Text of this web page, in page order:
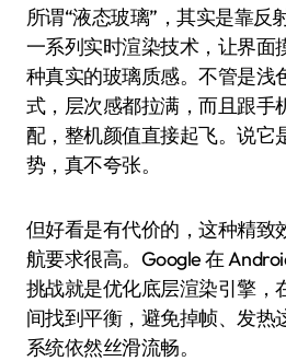
所谓“液态玻璃”，其实是靠反
一系列实时渲染技术，让界面
种真实的玻璃质感。不管是浅
式，层次感都拉满，而且跟手
配，整机颜值直接起飞。说它
势，真不夸张。
但好看是有代价的，这种精致
航要求很高。Google 在
挑战就是优化底层渲染引擎，
间找到平衡，避免掉帧、发热
系统依然丝滑流畅。